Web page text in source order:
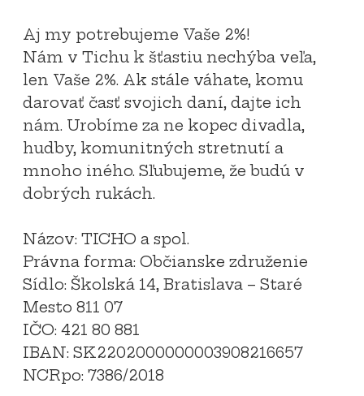
Aj my potrebujeme Vaše 2%!
Nám v Tichu k šťastiu nechýba veľa,
len Vaše 2%. Ak stále váhate, komu
darovať časť svojich daní, dajte ich
nám. Urobíme za ne kopec divadla,
hudby, komunitných stretnutí a
mnoho iného. Sľubujeme, že budú v
dobrých rukách.
Názov: TICHO a spol.
Právna forma: Občianske združenie
Sídlo: Školská 14, Bratislava – Staré
Mesto 811 07
IČO: 421 80 881
IBAN: SK2202000000003908216657
NCRpo: 7386/2018